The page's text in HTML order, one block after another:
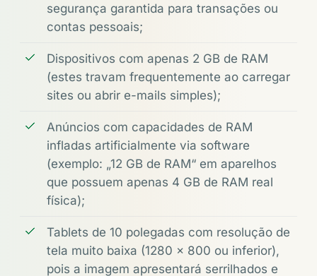
segurança garantida para transações ou
contas pessoais;
Dispositivos com apenas 2 GB de RAM
(estes travam frequentemente ao carregar
sites ou abrir e-mails simples);
Anúncios com capacidades de RAM
infladas artificialmente via software
(exemplo: „12 GB de RAM“ em aparelhos
que possuem apenas 4 GB de RAM real
física);
Tablets de 10 polegadas com resolução de
tela muito baixa (1280 x 800 ou inferior),
pois a imagem apresentará serrilhados e